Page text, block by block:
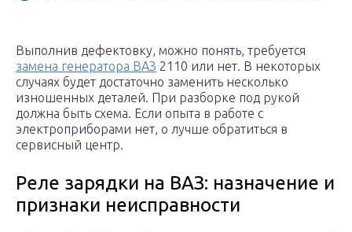
Выполнив дефектовку, можно понять, требуется
замена генератора ВАЗ 2110 или нет. В некоторых
случаях будет достаточно заменить несколько
изношенных деталей. При разборке под рукой
должна быть схема. Если опыта в работе с
электроприборами нет, о лучше обратиться в
сервисный центр.
Реле зарядки на ВАЗ: назначение и
признаки неисправности